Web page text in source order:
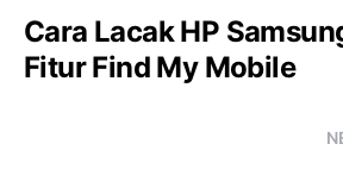
Cara Lacak HP
Fitur Find My Mobile